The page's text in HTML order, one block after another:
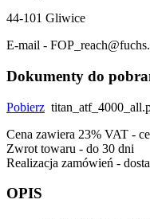
44-101 Gliwice
E-mail -
Dokumenty do
Pobierz
Cena zawiera 23% VAT -
Zwrot towaru - do 30 dni
Realizacja zamówień -
OPIS